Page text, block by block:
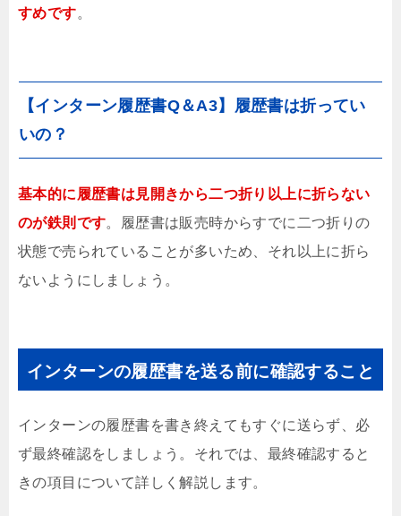
すめです。
【インターン履歴書Q＆A3】履歴書は折ってい
いの？
基本的に履歴書は見開きから二つ折り以上に折らない
のが鉄則です。履歴書は販売時からすでに二つ折りの
状態で売られていることが多いため、それ以上に折ら
ないようにしましょう。
インターンの履歴書を送る前に確認すること
インターンの履歴書を書き終えてもすぐに送らず、必
ず最終確認をしましょう。それでは、最終確認すると
きの項目について詳しく解説します。